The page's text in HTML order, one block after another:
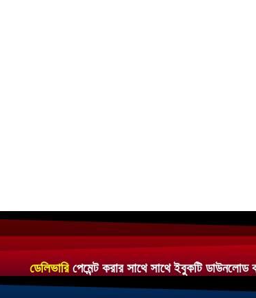
ডেলিভারি পেমেন্ট করার সাথে সাথে ইবুকটি ডাউনলোড